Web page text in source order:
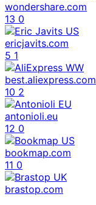
wondershare.com
13 0
ericjavits.com
5 1
best.aliexpress.com
10 2
antonioli.eu
12 0
bookmap.com
11 0
brastop.com